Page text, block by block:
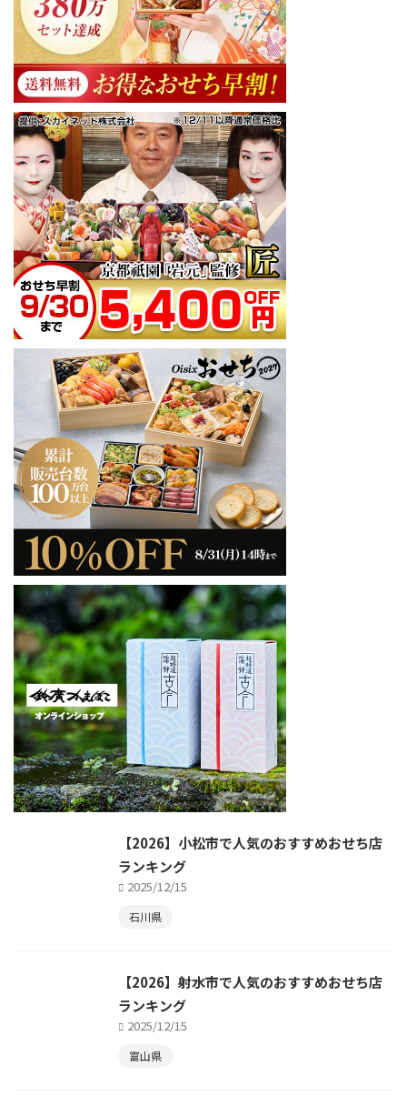
【2026】小松市で人気のおすすめおせち店
ランキング
2025/12/15
石川県
【2026】射水市で人気のおすすめおせち店
ランキング
2025/12/15
富山県